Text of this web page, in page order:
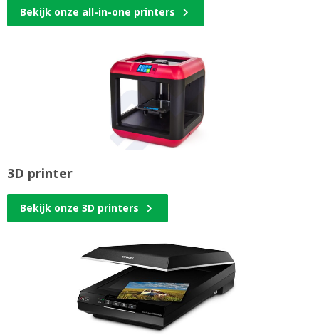
Bekijk onze all-in-one printers
3D printer
Bekijk onze 3D printers